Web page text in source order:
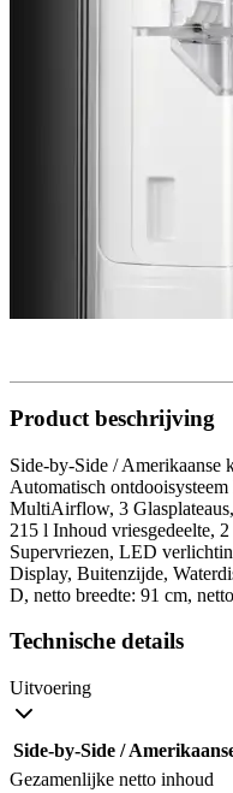
Product beschrijving
Side-by-Side / Amerikaanse
Automatisch
MultiAirflow, 3
215 l Inhoud vriesgedeelte,
Supervriezen, LED
Display, Buitenzijde,
D, netto breedte: 91 cm,
Technische details
Uitvoering
Side-by-Side /
Gezamenlijke netto inhoud